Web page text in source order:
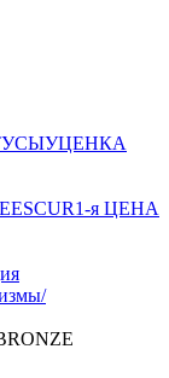
УЦЕНКА
ESCUR1-я ЦЕНА